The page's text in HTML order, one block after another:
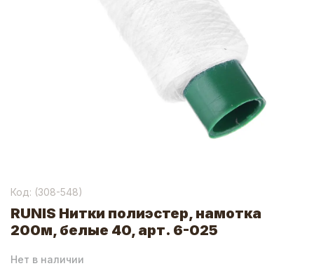
Код: (308-548)
RUNIS Нитки полиэстер, намотка
200м, белые 40, арт. 6-025
Нет в наличии